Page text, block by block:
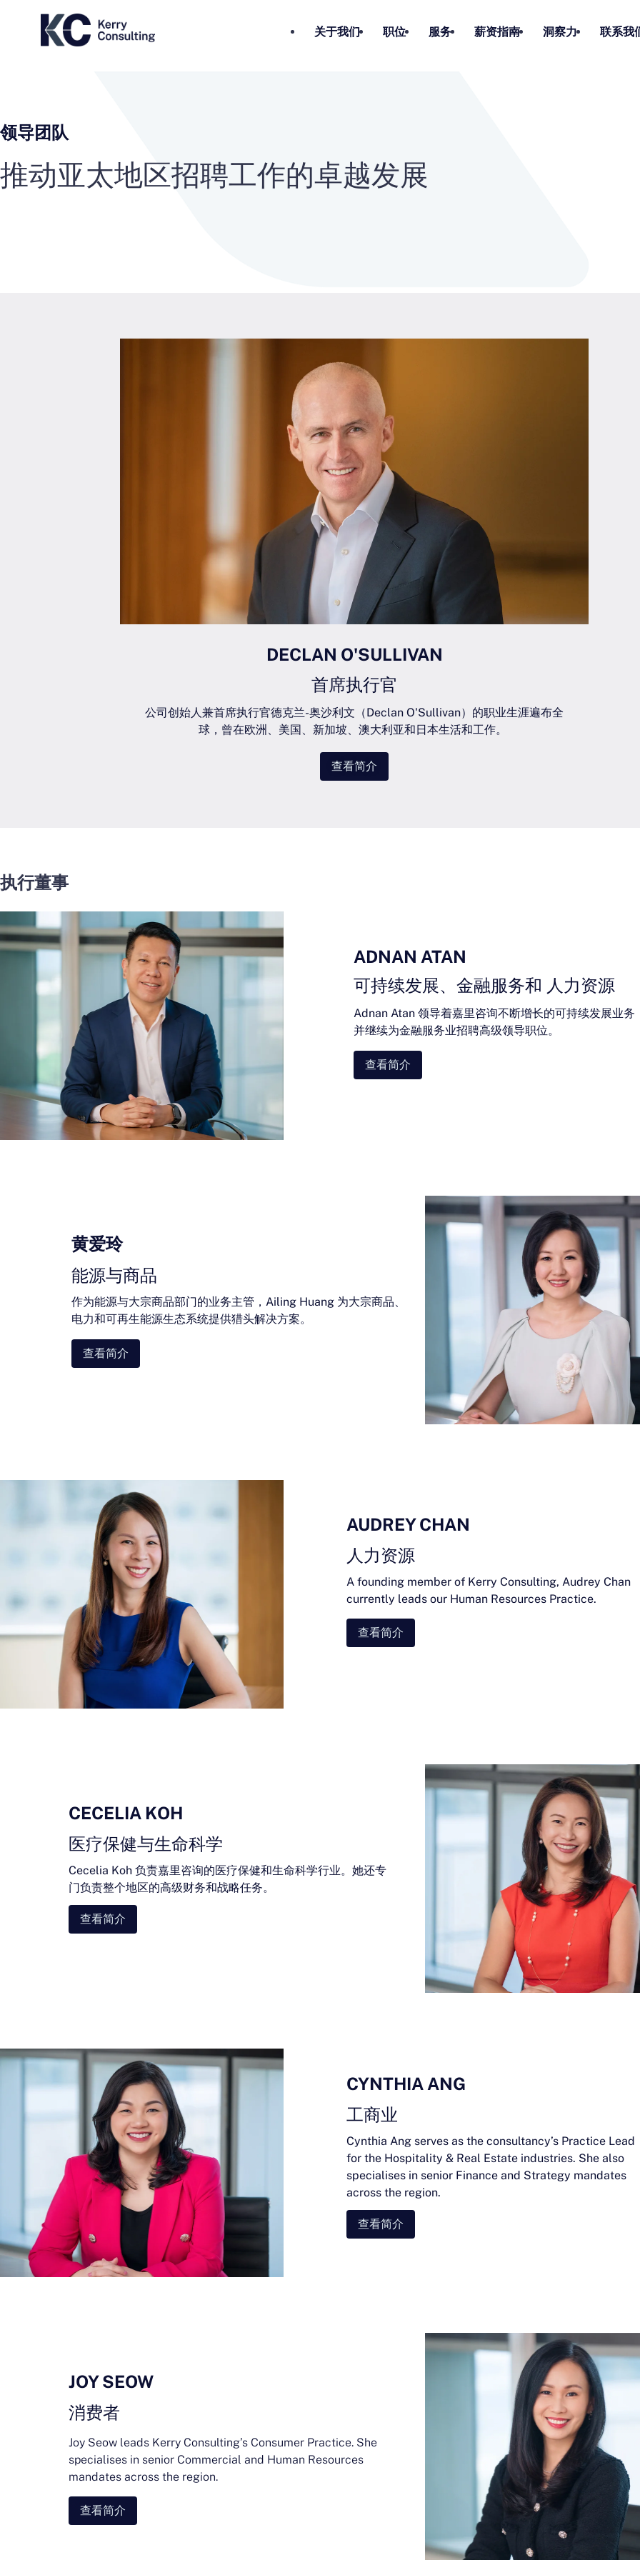
关于我们 职位 服务 薪资指南 洞察力 联系我
领导团队
推动亚太地区招聘工作的卓越发展
DECLAN O'SULLIVAN
首席执行官
公司创始人兼首席执行官德克兰-奥沙利文（Declan O'Sullivan）的职业生涯遍布全
球，曾在欧洲、美国、新加坡、澳大利亚和日本生活和工作。
查看简介
执行董事
ADNAN ATAN
可持续发展、金融服务和 人力资源
Adnan Atan 领导着嘉里咨询不断增长的可持续发展业务
并继续为金融服务业招聘高级领导职位。
查看简介
黄爱玲
能源与商品
作为能源与大宗商品部门的业务主管，Ailing Huang 为大宗商品、
电力和可再生能源生态系统提供猎头解决方案。
查看简介
AUDREY CHAN
人力资源
A founding member of Kerry Consulting, Audrey Chan
currently leads our Human Resources Practice.
查看简介
CECELIA KOH
医疗保健与生命科学
Cecelia Koh 负责嘉里咨询的医疗保健和生命科学行业。她还专
门负责整个地区的高级财务和战略任务。
查看简介
CYNTHIA ANG
工商业
Cynthia Ang serves as the consultancy’s Practice Lead
for the Hospitality & Real Estate industries. She also
specialises in senior Finance and Strategy mandates
across the region.
查看简介
JOY SEOW
消费者
Joy Seow leads Kerry Consulting’s Consumer Practice. She
specialises in senior Commercial and Human Resources
mandates across the region.
查看简介